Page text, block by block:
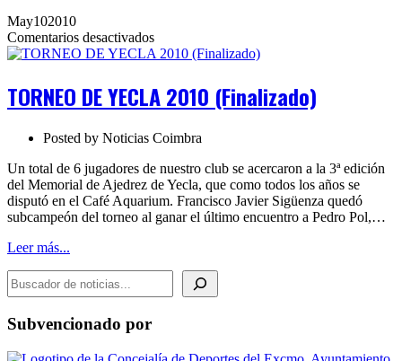
May102010
Comentarios desactivadosen
TORNEO
2010
TORNEO DE YECLA 2010 (Finalizado)
Posted by Noticias Coimbra
Un total de 6 jugadores de nuestro club se acercaron a la 3ª edición
del Memorial de Ajedrez de Yecla, que como todos los años se
disputó en el Café Aquarium. Francisco Javier Sigüenza quedó
subcampeón del torneo al ganar el último encuentro a Pedro Pol,…
Leer más...
BUSCADOR DE NOTICIAS
Subvencionado por